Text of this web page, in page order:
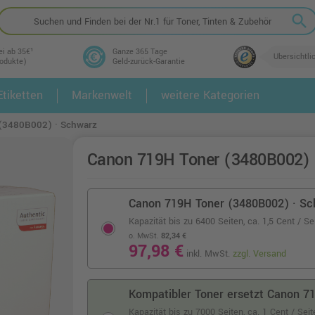
search
ab 35€¹
Ganze 365 Tage
Geld-zurück-Garantie
2.
Markenwelt weitere Kategorien
· Schwarz
Canon 719H Toner (3480B002)
Canon 719H Toner (3480B002) ·
Kapazität bis zu 6400 Seiten, ca. 1,5 Cent /
o. MwSt. 82,34 €
97,98 € inkl. MwSt. zzgl. Versand
Kompatibler Toner ersetzt Canon
Kapazität bis zu 7000 Seiten, ca. 1 Cent /